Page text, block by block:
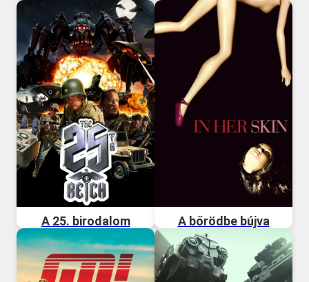
A 25. birodalom A bőrödbe bújva